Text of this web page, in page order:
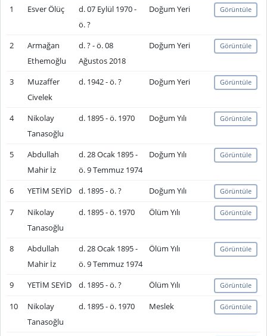
1
Esver Ölüç
d. 07 Eylül 1970 -
ö. ?
Doğum Yeri Görüntüle
2
Armağan
Ethemoğlu
d. ? - ö. 08
Ağustos 2018
Doğum Yeri Görüntüle
3
Muzaffer
Civelek
d. 1942 - ö. ? Doğum Yeri Görüntüle
4
Nikolay
Tanasoğlu
d. 1895 - ö. 1970 Doğum Yılı Görüntüle
5
Abdullah
Mahir İz
d. 28 Ocak 1895 -
ö. 9 Temmuz 1974
Doğum Yılı Görüntüle
6 YETİM SEYİD d. 1895 - ö. ? Doğum Yılı Görüntüle
7
Nikolay
Tanasoğlu
d. 1895 - ö. 1970 Ölüm Yılı Görüntüle
8
Abdullah
Mahir İz
d. 28 Ocak 1895 -
ö. 9 Temmuz 1974
Ölüm Yılı Görüntüle
9 YETİM SEYİD d. 1895 - ö. ? Ölüm Yılı Görüntüle
10
Nikolay
Tanasoğlu
d. 1895 - ö. 1970 Meslek Görüntüle